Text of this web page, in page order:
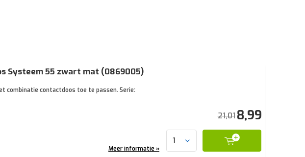
Systeem 55 zwart mat (0869005)
combinatie contactdoos toe te passen. Serie:
21,018,99
Meer informatie »